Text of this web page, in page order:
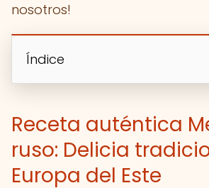
nosotros!
Índice
Receta auténtica
ruso: Delicia
Europa del Este